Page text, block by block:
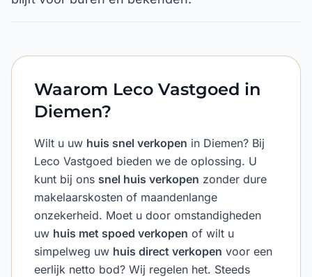
Waarom Leco Vastgoed in
Diemen?
Wilt u uw huis snel verkopen in Diemen? Bij
Leco Vastgoed bieden we de oplossing. U
kunt bij ons snel huis verkopen zonder dure
makelaarskosten of maandenlange
onzekerheid. Moet u door omstandigheden
uw huis met spoed verkopen of wilt u
simpelweg uw huis direct verkopen voor een
eerlijk netto bod? Wij regelen het. Steeds